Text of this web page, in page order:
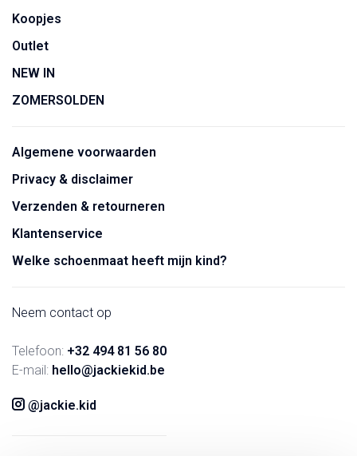
Koopjes
Outlet
NEW IN
ZOMERSOLDEN
Algemene voorwaarden
Privacy & disclaimer
Verzenden & retourneren
Klantenservice
Welke schoenmaat heeft mijn kind?
Neem contact op
Telefoon: +32 494 81 56 80
E-mail: hello@jackiekid.be
@jackie.kid